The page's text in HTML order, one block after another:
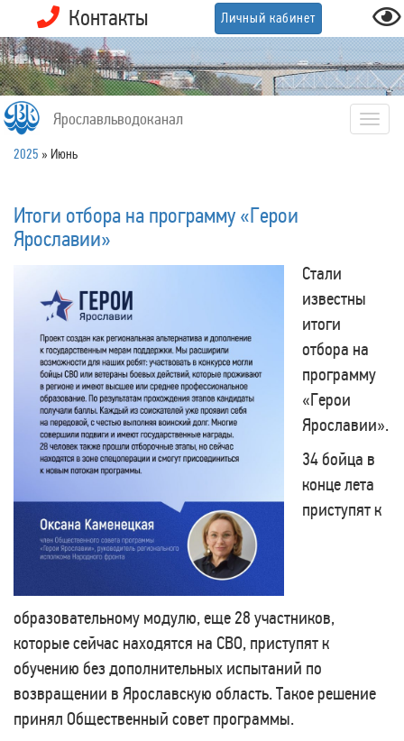
Контакты Личный кабинет
Ярославльводоканал
2025 » Июнь
Итоги отбора на программу «Герои
Ярославии»
Стали
известны
итоги
отбора на
программу
«Герои
Ярославии».
34 бойца в
конце лета
приступят к
образовательному модулю, еще 28 участников,
которые сейчас находятся на СВО, приступят к
обучению без дополнительных испытаний по
возвращении в Ярославскую область. Такое решение
принял Общественный совет программы.